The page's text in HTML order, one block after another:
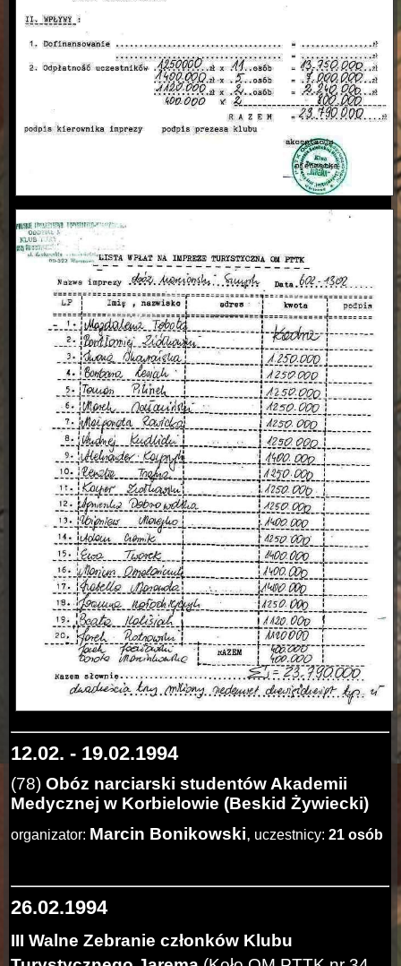
12.02. - 19.02.1994
(78)Obóz narciarski studentów Akademii
Medycznej w Korbielowie (Beskid Żywiecki)
organizator: Marcin Bonikowski, uczestnicy:21 osób
26.02.1994
III Walne Zebranie członków Klubu